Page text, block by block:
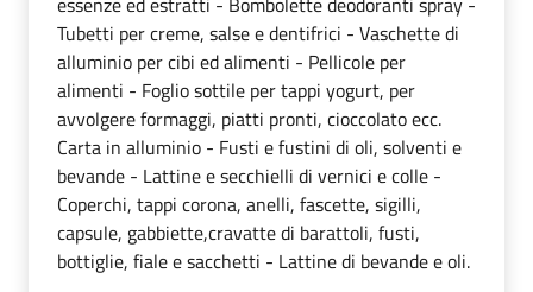
Tubetti per creme, salse e dentifrici - Vaschette di
alluminio per cibi ed alimenti - Pellicole per
alimenti - Foglio sottile per tappi yogurt, per
avvolgere formaggi, piatti pronti, cioccolato ecc.
Carta in alluminio - Fusti e fustini di oli, solventi e
bevande - Lattine e secchielli di vernici e colle -
Coperchi, tappi corona, anelli, fascette, sigilli,
capsule, gabbiette,cravatte di barattoli, fusti,
bottiglie, fiale e sacchetti - Lattine di bevande e oli.